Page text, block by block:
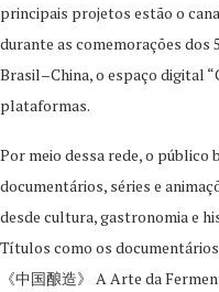
principais projetos estão o
durante as comemorações dos
Brasil–China, o espaço digital
plataformas.
Por meio dessa rede, o público
documentários, séries e
desde cultura, gastronomia e
Títulos como os
《中国酿造》 A Arte da